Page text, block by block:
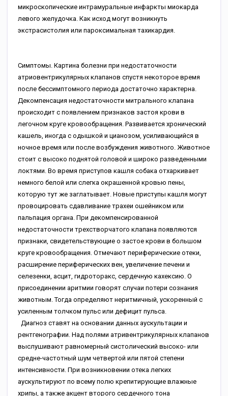
микроскопические интрамуральные инфаркты миокарда
левого желудочка. Как исход могут возникнуть
экстрасистолия или пароксимальная тахикардия.
Симптомы. Картина болезни при недостаточности
атриовентрикулярных клапанов спустя некоторое время
после бессимптомного периода достаточно характерна.
Декомпенсация недостаточности митрального клапана
происходит с появлением признаков застоя крови в
легочном круге кровообращения. Развивается хронический
кашель, иногда с одышкой и цианозом, усиливающийся в
ночное время или после возбуждения животного. Животное
стоит с высоко поднятой головой и широко разведенными
локтями. Во время приступов кашля собака отхаркивает
немного белой или слегка окрашенной кровью пены,
которую тут же заглатывает. Новые приступы кашля могут
провоцировать сдавливание трахеи ошейником или
пальпация органа. При декомпенсированной
недостаточности трехстворчатого клапана появляются
признаки, свидетельствующие о застое крови в большом
круге кровообращения. Отмечают периферические отеки,
расширение периферических вен, увеличение печени и
селезенки, асцит, гидроторакс, сердечную кахексию. О
присоединении аритмии говорят случаи потери сознания
животным. Тогда определяют неритмичный, ускоренный с
усиленным толчком пульс или дефицит пульса.
Диагноз ставят на основании данных аускультации и
рентгенографии. Над полями атривентрикулярных клапанов
выслушивают равномерный систолический высоко- или
средне-частотный шум четвертой или пятой степени
интенсивности. При возникновении отека легких
аускультируют по всему полю крепитирующие влажные
хрипы, а также акцент второго сердечного тона